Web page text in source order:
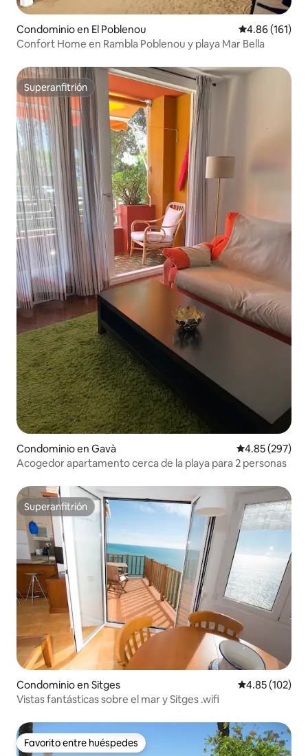
Condominio en El Poblenou Calificación
4.86 (161)
Confort Home en Rambla Poblenou y playa Mar Bella
Superanfitrión
Superanfitrión
Condominio en Gavà Calificación
4.85 (297)
Acogedor apartamento cerca de la playa para 2 personas
Superanfitrión
Superanfitrión
Condominio en Sitges Calificación
4.85 (102)
Vistas fantásticas sobre el mar y Sitges .wifi
Favorito entre huéspedes
Favorito entre huéspedes